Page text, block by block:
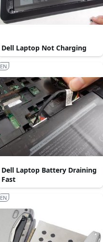
Dell Laptop Not Charging
Dell Laptop Battery Draining
Fast
EN
EN